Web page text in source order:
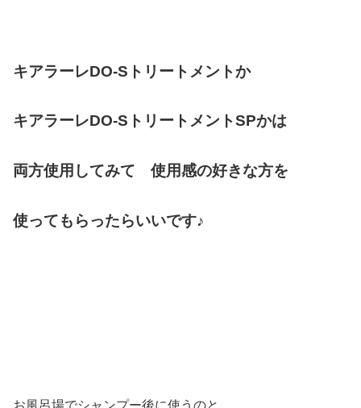
キアラーレDO-Sトリートメントか
キアラーレDO-SトリートメントSPかは
両方使用してみて 使用感の好きな方を
使ってもらったらいいです♪